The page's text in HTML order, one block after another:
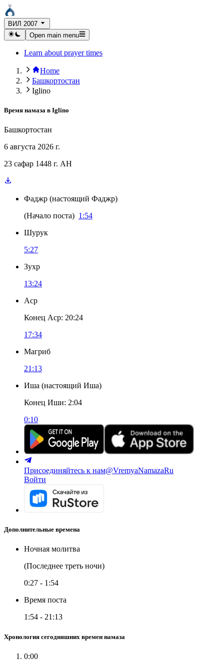
ВИЛ 2007
Open main menu
Learn about prayer times
Home
Башкортостан
Iglino
Время намаза в Iglino
Башкортостан
6 августа 2026 г.
23 сафар 1448 г. AH
Фаджр (настоящий Фаджр)
(Начало поста) 1:54
Шурук
5:27
Зухр
13:24
Аср
Конец Аср: 20:24
17:34
Магриб
21:13
Иша (настоящий Иша)
Конец Иши: 2:04
0:10
Присоединяйтесь к нам@VremyaNamazaRu
Войти
Дополнительные времена
Ночная молитва
(Последнее треть ночи)
0:27 - 1:54
Время поста
1:54 - 21:13
Хронология сегодняшних времен намаза
0:00